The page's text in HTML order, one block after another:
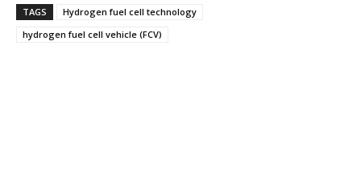
TAGS
Hydrogen fuel cell technology
hydrogen fuel cell vehicle (FCV)